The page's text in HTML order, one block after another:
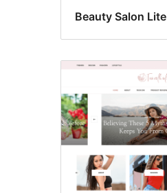
Beauty Salon Lite